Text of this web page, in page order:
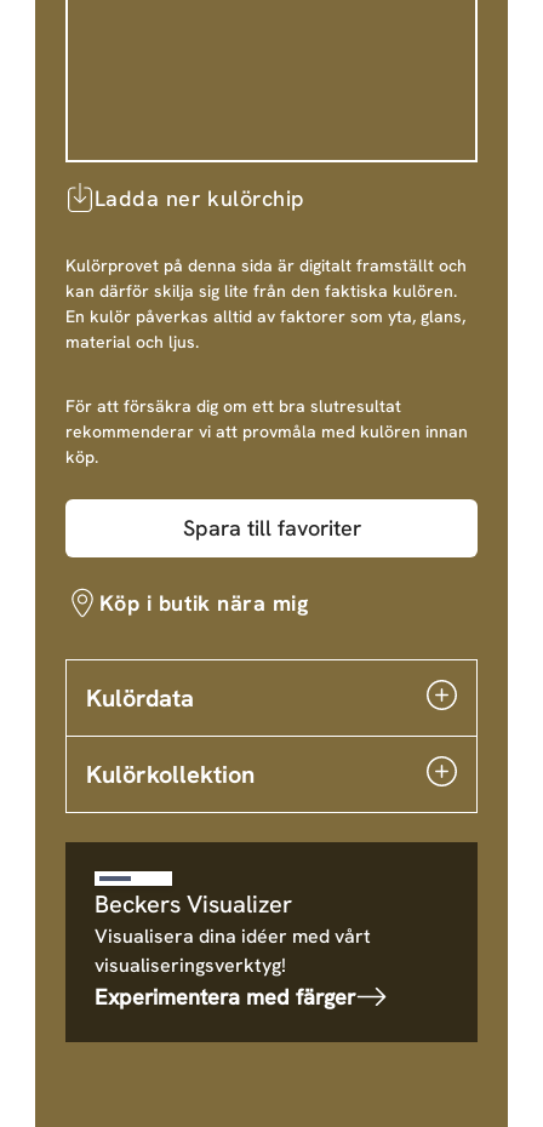
Ladda ner kulörchip
Kulörprovet på denna sida är digitalt framställt och
kan därför skilja sig lite från den faktiska kulören.
En kulör påverkas alltid av faktorer som yta, glans,
material och ljus.
För att försäkra dig om ett bra slutresultat
rekommenderar vi att provmåla med kulören innan
köp.
Spara till favoriter
Köp i butik nära mig
Kulördata
Kulörkollektion
Beckers Visualizer
Visualisera dina idéer med vårt
visualiseringsverktyg!
Experimentera med färger